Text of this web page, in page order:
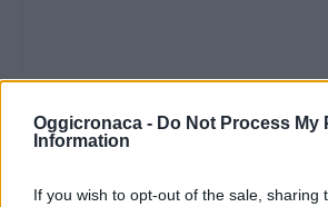
Oggicronaca - Do Not Process My
Information
If you wish to opt-out of the sale, sharing